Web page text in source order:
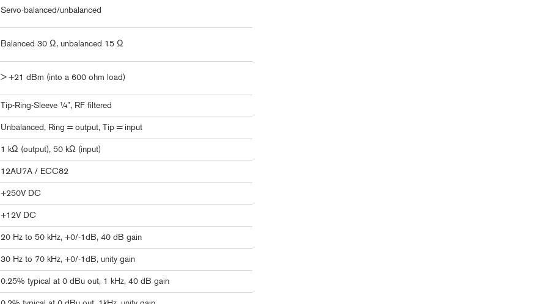
Servo-balanced/unbalanced
Balanced 30 Ω, unbalanced 15 Ω
> +21 dBm (into a 600 ohm load)
Tip-Ring-Sleeve ¼”, RF filtered
Unbalanced, Ring = output, Tip = input
1 kΩ (output), 50 kΩ (input)
12AU7A / ECC82
+250V DC
+12V DC
20 Hz to 50 kHz, +0/-1dB, 40 dB gain
30 Hz to 70 kHz, +0/-1dB, unity gain
0.25% typical at 0 dBu out, 1 kHz, 40 dB gain